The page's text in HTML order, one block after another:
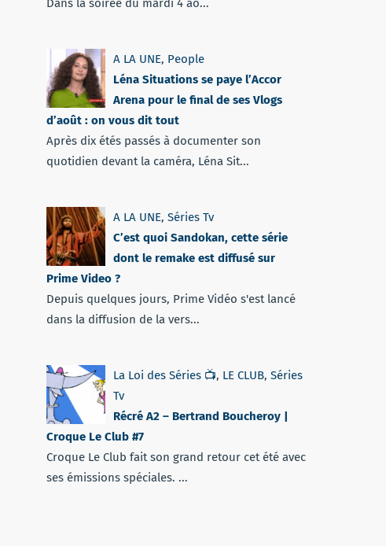
Dans la soirée du mardi 4 ao...
A LA UNE, People
Léna Situations se paye l’Accor
Arena pour le final de ses Vlogs
d’août : on vous dit tout
Après dix étés passés à documenter son
quotidien devant la caméra, Léna Sit...
A LA UNE, Séries Tv
C’est quoi Sandokan, cette série
dont le remake est diffusé sur
Prime Video ?
Depuis quelques jours, Prime Vidéo s'est lancé
dans la diffusion de la vers...
La Loi des Séries 📺, LE CLUB, Séries
Tv
Récré A2 – Bertrand Boucheroy |
Croque Le Club #7
Croque Le Club fait son grand retour cet été avec
ses émissions spéciales. ...